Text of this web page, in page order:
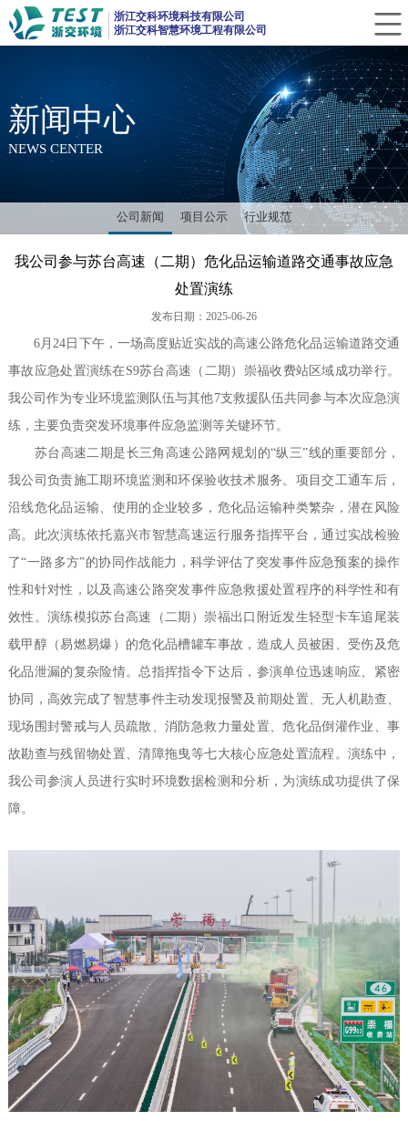
浙江交科环境科技有限公司
浙江交科智慧环境工程有限公司
CLOSE
公司新闻 项目公示 行业规范
新闻中心
NEWS CENTER
我公司参与苏台高速（二期）危化品运输道路交通事故应急
处置演练
发布日期：2025-06-26
6月24日下午，一场高度贴近实战的高速公路危化品运输道路交通
事故应急处置演练在S9苏台高速（二期）崇福收费站区域成功举行。
我公司作为专业环境监测队伍与其他7支救援队伍共同参与本次应急演
练，主要负责突发环境事件应急监测等关键环节。
苏台高速二期是长三角高速公路网规划的“纵三”线的重要部分，
我公司负责施工期环境监测和环保验收技术服务。项目交工通车后，
沿线危化品运输、使用的企业较多，危化品运输种类繁杂，潜在风险
高。此次演练依托嘉兴市智慧高速运行服务指挥平台，通过实战检验
了“一路多方”的协同作战能力，科学评估了突发事件应急预案的操作
性和针对性，以及高速公路突发事件应急救援处置程序的科学性和有
效性。演练模拟苏台高速（二期）崇福出口附近发生轻型卡车追尾装
载甲醇（易燃易爆）的危化品槽罐车事故，造成人员被困、受伤及危
化品泄漏的复杂险情。总指挥指令下达后，参演单位迅速响应、紧密
协同，高效完成了智慧事件主动发现报警及前期处置、无人机勘查、
现场围封警戒与人员疏散、消防急救力量处置、危化品倒灌作业、事
故勘查与残留物处置、清障拖曳等七大核心应急处置流程。演练中，
我公司参演人员进行实时环境数据检测和分析，为演练成功提供了保
障。